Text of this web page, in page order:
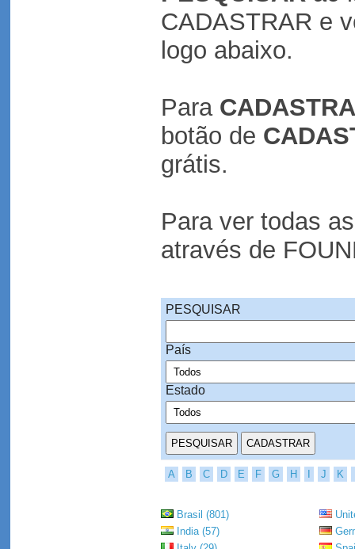
CADASTRAR e
logo abaixo.
Para
botão de
grátis.
Para ver todas
através de
PESQUISAR
País
Estado
A B C D E F G H J K
Brasil (801)
India (57)